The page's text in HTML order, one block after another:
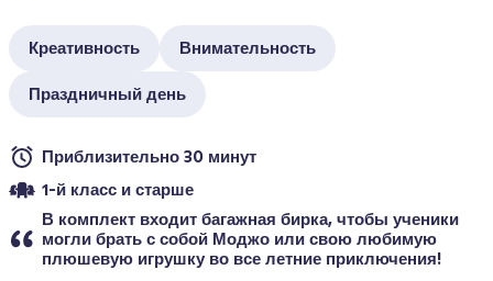
Креативность Внимательность
Праздничный день
Приблизительно 30 минут
1-й класс и старше
В комплект входит багажная бирка, чтобы ученики
могли брать с собой Моджо или свою любимую
плюшевую игрушку во все летние приключения!